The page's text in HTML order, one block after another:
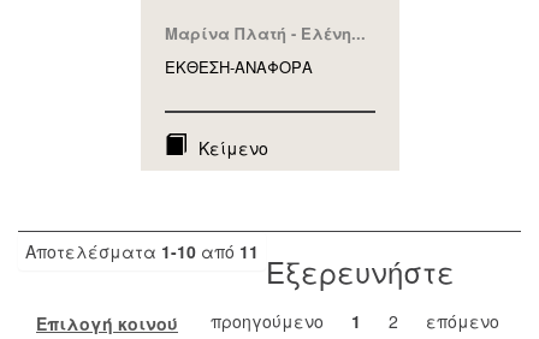
Μαρίνα Πλατή - Ελένη...
ΕΚΘΕΣΗ-ΑΝΑΦΟΡA
Κείμενο
Αποτελέσματα 1-10 από 11
προηγούμενο 1 2 επόμενο
Εξερευνήστε
Επιλογή κοινού